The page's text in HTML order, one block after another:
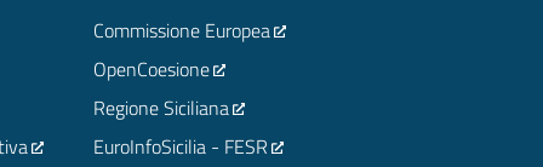
Commissione Europea
OpenCoesione
Regione Siciliana
EuroInfoSicilia - FESR